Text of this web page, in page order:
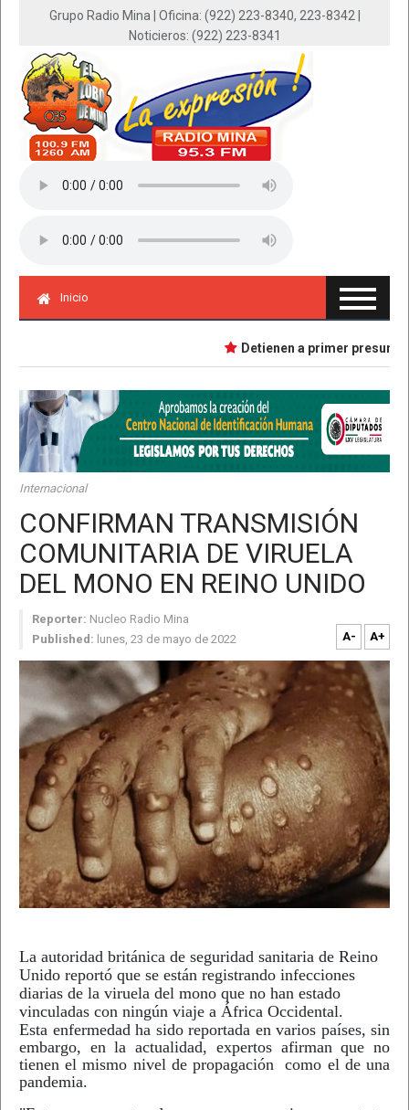
Grupo Radio Mina | Oficina: (922) 223-8340, 223-8342 |
Noticieros: (922) 223-8341
Inicio
Detienen a primer presunta
Internacional
CONFIRMAN TRANSMISIÓN
COMUNITARIA DE VIRUELA
DEL MONO EN REINO UNIDO
Reporter: Nucleo Radio Mina
Published: lunes, 23 de mayo de 2022 A- A+
La autoridad británica de seguridad sanitaria de Reino
Unido reportó que se están registrando infecciones
diarias de la viruela del mono que no han estado
vinculadas con ningún viaje a África Occidental.
Esta enfermedad ha sido reportada en varios países, sin
embargo, en la actualidad, expertos afirman que no
tienen el mismo nivel de propagación como el de una
pandemia.